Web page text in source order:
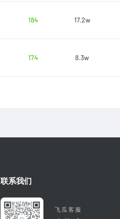
184
17.2w
174
8.3w
联系我们
飞瓜客服